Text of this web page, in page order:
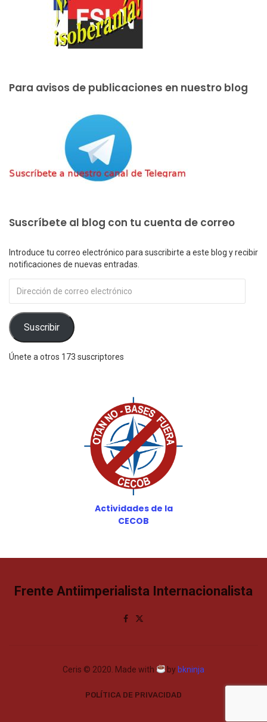
Para avisos de publicaciones en nuestro blog
Suscríbete al blog con tu cuenta de correo
Introduce tu correo electrónico para suscribirte a este blog y recibir
notificaciones de nuevas entradas.
de
electrónico
Suscribir
Únete a otros 173 suscriptores
Actividades de la
CECOB
Frente Antiimperialista Internacionalista
Ceris © 2020. Made with by bkninja
POLÍTICA DE PRIVACIDAD